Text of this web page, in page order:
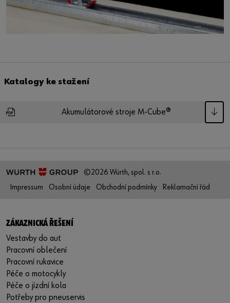
Katalogy ke stažení
Akumulátorové stroje M-Cube®
©2026 Würth, spol. s r.o.
Impressum
Osobní údaje Obchodní podmínky Reklamační řád
ZÁKAZNICKÁ ŘEŠENÍ
Vestavby do aut
Pracovní oblečení
Pracovní rukavice
Péče o motocykly
Péče o jízdní kola
Potřeby pro pneuservis